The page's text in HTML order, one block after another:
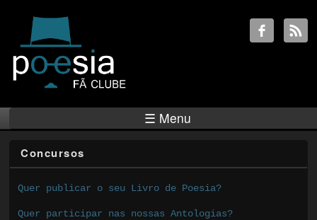
☰ Menu
Concursos
Quer publicar o seu Livro de Poesia?
Quer participar nas nossas Antologias?